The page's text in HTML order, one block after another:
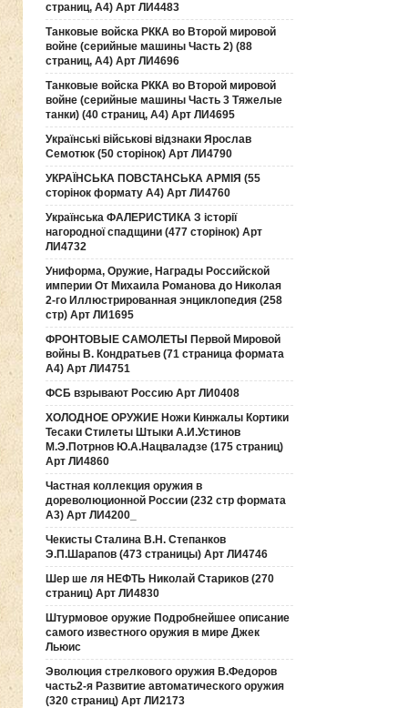
страниц, А4) Арт ЛИ4483
Танковые войска РККА во Второй мировой
войне (серийные машины Часть 2) (88
страниц, А4) Арт ЛИ4696
Танковые войска РККА во Второй мировой
войне (серийные машины Часть 3 Тяжелые
танки) (40 страниц, А4) Арт ЛИ4695
Українські військові відзнаки Ярослав
Семотюк (50 сторінок) Арт ЛИ4790
УКРАЇНСЬКА ПОВСТАНСЬКА АРМІЯ (55
сторінок формату А4) Арт ЛИ4760
Українська ФАЛЕРИСТИКА З історії
нагородної спадщини (477 сторінок) Арт
ЛИ4732
Униформа, Оружие, Награды Российской
империи От Михаила Романова до Николая
2-го Иллюстрированная энциклопедия (258
стр) Арт ЛИ1695
ФРОНТОВЫЕ САМОЛЕТЫ Первой Мировой
войны В. Кондратьев (71 страница формата
А4) Арт ЛИ4751
ФСБ взрывают Россию Арт ЛИ0408
ХОЛОДНОЕ ОРУЖИЕ Ножи Кинжалы Кортики
Тесаки Стилеты Штыки А.И.Устинов
М.Э.Потрнов Ю.А.Нацваладзе (175 страниц)
Арт ЛИ4860
Частная коллекция оружия в
дореволюционной России (232 стр формата
А3) Арт ЛИ4200_
Чекисты Сталина В.Н. Степанков
Э.П.Шарапов (473 страницы) Арт ЛИ4746
Шер ше ля НЕФТЬ Николай Стариков (270
страниц) Арт ЛИ4830
Штурмовое оружие Подробнейшее описание
самого известного оружия в мире Джек
Льюис
Эволюция стрелкового оружия В.Федоров
часть2-я Развитие автоматического оружия
(320 страниц) Арт ЛИ2173